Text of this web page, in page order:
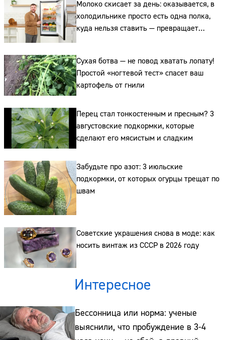
Молоко скисает за день: оказывается, в
холодильнике просто есть одна полка,
куда нельзя ставить — превращает
свежие продукты в бактериальную бомбу
Сухая ботва — не повод хватать лопату!
Простой «ногтевой тест» спасет ваш
картофель от гнили
Перец стал тонкостенным и пресным? 3
августовские подкормки, которые
сделают его мясистым и сладким
Забудьте про азот: 3 июльские
подкормки, от которых огурцы трещат по
швам
Советские украшения снова в моде: как
носить винтаж из СССР в 2026 году
Интересное
Бессонница или норма: ученые
выяснили, что пробуждение в 3-4
Сайт:
Телефон: